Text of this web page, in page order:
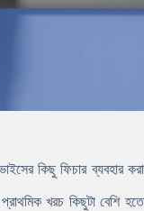
কিছু ফিচার ব্যবহার করা
খরচ কিছুটা বেশি হতে